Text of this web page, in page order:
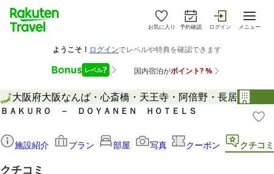
お気に入り 予約確認 ログイン メニュー
大阪府大阪なんば・心斎橋・天王寺・阿倍野・長居
ＢＡＫＵＲＯ － ＤＯＹＡＮＥＮ ＨＯＴＥＬＳ
施設紹介 プラン 部屋 写真 クーポン クチコミ
クチコミ